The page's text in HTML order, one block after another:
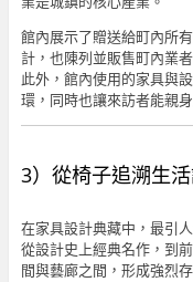
館內展示了贈送給町內所
計，也陳列並販售町內業
此外，館內使用的家具與
環，同時也讓來訪者能親
3）從椅子追溯生
在家具設計典藏中，最引
從設計史上經典名作，到
間與藝廊之間，形成強烈